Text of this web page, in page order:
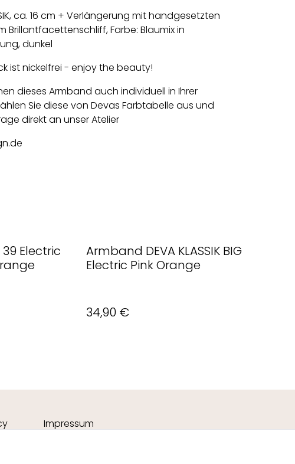
ca. 16 cm + Verlängerung mit handgesetzten
Brillantfacettenschliff, Farbe: Blaumix in
dunkel
ist nickelfrei - enjoy the beauty!
dieses Armband auch individuell in Ihrer
Sie diese von Devas Farbtabelle aus und
direkt an unser Atelier
Electric
Armband DEVA KLASSIK BIG
Electric Pink Orange
34,90 €
Impressum